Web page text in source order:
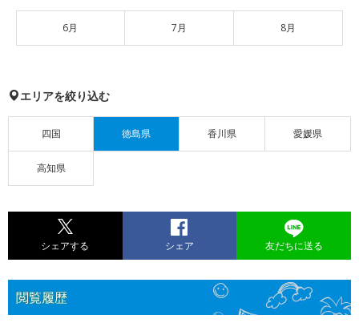
6月 7月 8月
エリアを絞り込む
四国 徳島県 香川県 愛媛県
高知県
シェアする シェア 友だちに送る
閲覧履歴